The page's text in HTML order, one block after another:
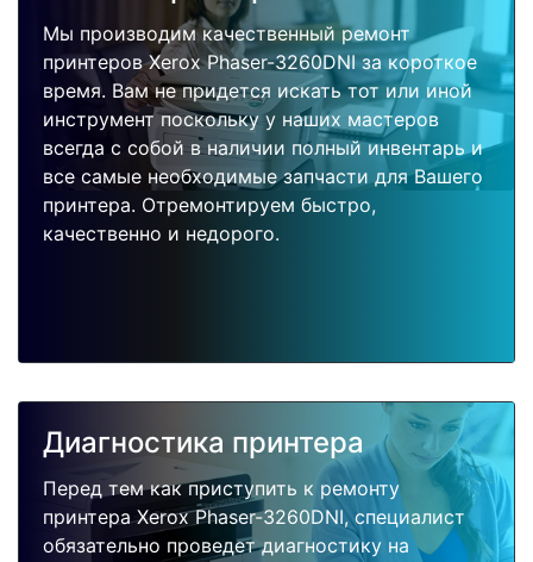
Мы производим качественный ремонт
принтеров Xerox Phaser-3260DNI за короткое
время. Вам не придется искать тот или иной
инструмент поскольку у наших мастеров
всегда с собой в наличии полный инвентарь и
все самые необходимые запчасти для Вашего
принтера. Отремонтируем быстро,
качественно и недорого.
Диагностика принтера
Перед тем как приступить к ремонту
принтера Xerox Phaser-3260DNI, специалист
обязательно проведет диагностику на